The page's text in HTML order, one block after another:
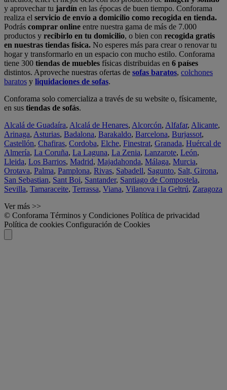
y aprovechar tu jardín en las épocas de buen tiempo. Conforama
realiza el servicio de envío a domicilio como recogida en tienda.
Podrás comprar online entre nuestra gama de más de 7.000
productos y recibirlo en tu domicilio, o bien con recogida gratis
en nuestras tiendas física. No esperes más para crear o renovar tu
hogar y transformarlo en un espacio con mucho estilo. Conforama
tiene 300 tiendas de muebles físicas distribuidas en 6 países
distintos. Aproveche nuestras ofertas de sofas baratos, colchones
baratos y liquidaciones de sofas.
Conforama solo comercializa a través de su website o, físicamente,
en sus tiendas de sofás.
Alcalá de Guadaíra, Alcalá de Henares, Alcorcón, Alfafar, Alicante,
Arinaga, Asturias, Badalona, Barakaldo, Barcelona, Burjassot,
Castellón, Chafiras, Cordoba, Elche, Finestrat, Granada, Huércal de
Almería, La Coruña, La Laguna, La Zenia, Lanzarote, León,
Lleida, Los Barrios, Madrid, Majadahonda, Málaga, Murcia,
Orotava, Palma, Pamplona, Rivas, Sabadell, Sagunto, Salt, Girona,
San Sebastian, Sant Boi, Santander, Santiago de Compostela,
Sevilla, Tamaraceite, Terrassa, Viana, Vilanova i la Geltrú, Zaragoza
Ver más >>
© Conforama Términos y Condiciones Política de privacidad
Política de cookies Configuración de Cookies